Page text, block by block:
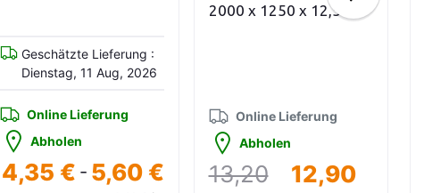
Geschätzte Lieferung :
Dienstag, 11 Aug, 2026
Online Lieferung
Abholen
4,35 € - 5,60 €
2000 x 1250 x 12,5 mm
Online Lieferung
Abholen
13,20
12,90